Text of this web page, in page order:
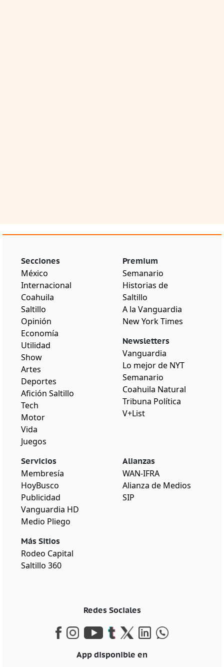
Secciones
México
Internacional
Coahuila
Saltillo
Opinión
Economía
Utilidad
Show
Artes
Deportes
Afición Saltillo
Tech
Motor
Vida
Juegos
Premium
Semanario
Historias de
Saltillo
A la Vanguardia
New York Times
Newsletters
Vanguardia
Lo mejor de NYT
Semanario
Coahuila Natural
Tribuna Política
V+List
Servicios
Membresía
HoyBusco
Publicidad
Vanguardia HD
Medio Pliego
Más Sitios
Rodeo Capital
Saltillo 360
Alianzas
WAN-IFRA
Alianza de Medios
SIP
Redes Sociales
App disponible en